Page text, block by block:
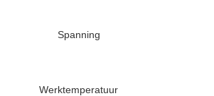
Spanning
Werktemperatuur